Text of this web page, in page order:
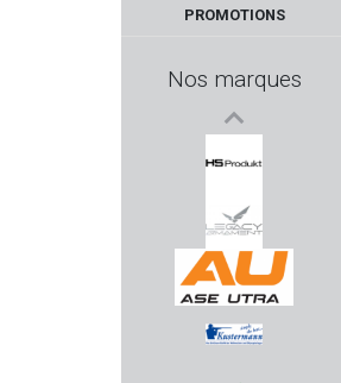
PROMOTIONS
Nos marques
MAX KNIVES
HS PRODUKT
LEGACY ARMAMENT
ASE UTRA